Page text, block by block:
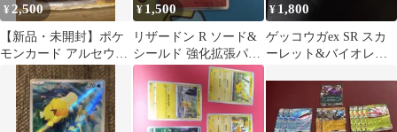
¥ 2,500
【新品・未開封】ポケ
モンカード アルセウス
V 267/S-Pプロモ
LEGENDS
¥ 1,500
リザードン R ソード&
シールド 強化拡張パッ
ク Pokemon GO キラ …
¥ 1,800
ゲッコウガex SR スカ
ーレット&バイオレッ
ムゾンヘ…